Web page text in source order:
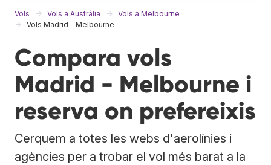
Vols Vols a Austràlia
Vols a Melbourne
Vols Madrid - Melbourne
Compara vols
Madrid - Melbourne i
reserva on prefereixis
Cerquem a totes les webs d'aerolínies i
agències per a trobar el vol més barat a la